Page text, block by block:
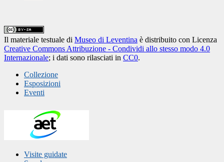
Il materiale testuale di Museo di Leventina è distribuito con Licenza
Creative Commons Attribuzione - Condividi allo stesso modo 4.0
Internazionale; i dati sono rilasciati in CC0.
Collezione
Esposizioni
Eventi
Visite guidate